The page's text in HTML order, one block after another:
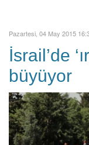
Pazartesi, 04 May 2015
İsrail’de
büyüyor